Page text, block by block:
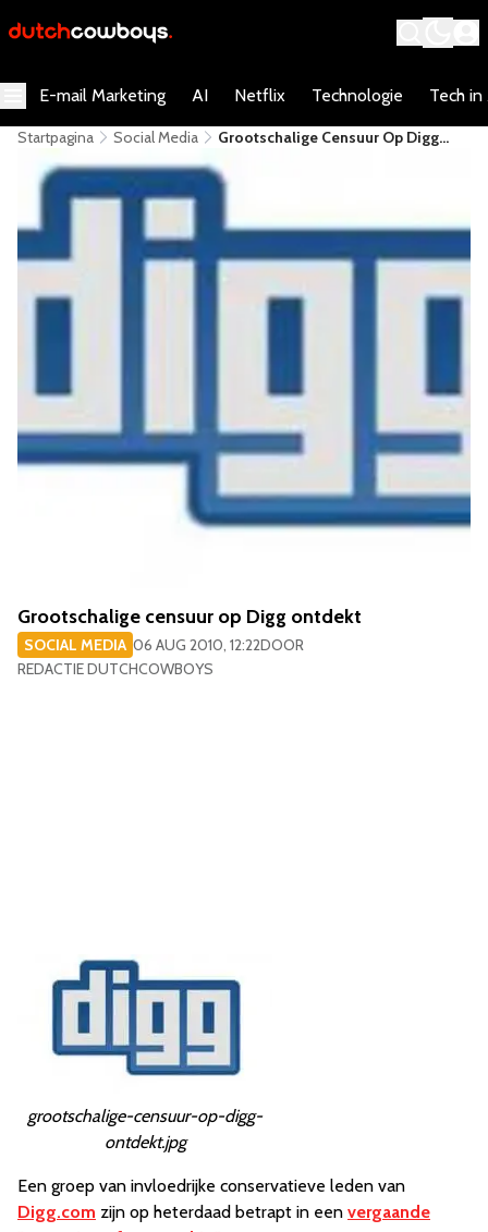
E-mail Marketing AI Netflix Technologie Tech in
Startpagina Social Media
Grootschalige Censuur Op Digg
Grootschalige censuur op Digg ontdekt
SOCIAL MEDIA 06 AUG 2010, 12:22DOOR
REDACTIE DUTCHCOWBOYS
grootschalige-censuur-op-digg-
ontdekt.jpg
Een groep van invloedrijke conservatieve leden van
Digg.com zijn op heterdaad betrapt in een vergaande